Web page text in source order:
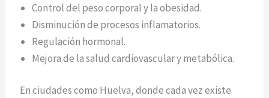
Control del peso corporal y la obesidad.
Disminución de procesos inflamatorios.
Regulación hormonal.
Mejora de la salud cardiovascular y metabólica.
En ciudades como Huelva, donde cada vez existe